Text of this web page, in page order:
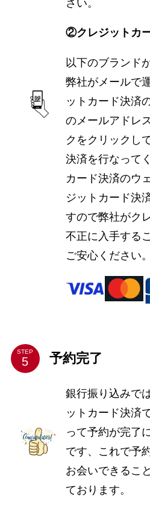
さい。
②クレジットカ
以下のブランド
弊社がメールで
ットカード決済
のメールアドレ
クをクリックし
決済を行なって
カード決済のウ
ジットカード決
すので弊社がク
不正に入手する
ご安心ください。
STEP 予約完了
銀行振り込みで
ットカード決済
って予約が完了
です、これで予
お会いできるこ
ております。